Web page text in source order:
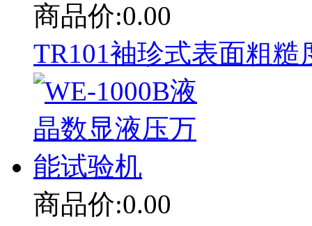
商品价:0.00
TR101袖珍式表面粗糙
商品价:0.00